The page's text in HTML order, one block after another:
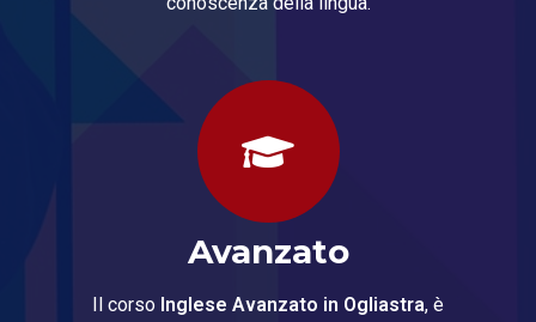
Avanzato
Il corso Inglese Avanzato in Ogliastra, è